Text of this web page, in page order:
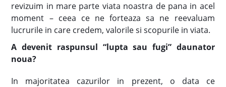
revizuim in mare parte viata noastra de pana in acel
moment – ceea ce ne forteaza sa ne reevaluam
lucrurile in care credem, valorile si scopurile in viata.
A devenit raspunsul “lupta sau fugi” daunator
noua?
In majoritatea cazurilor in prezent, o data ce